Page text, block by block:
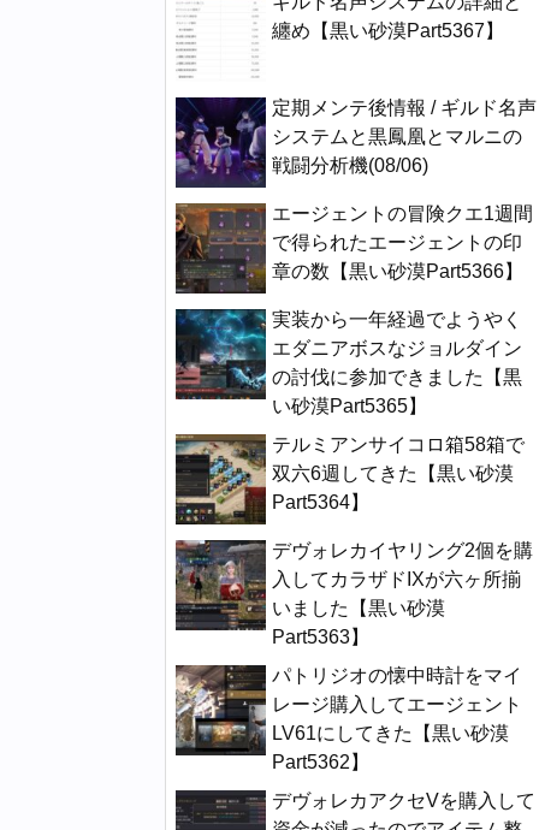
纏め【黒い砂漠Part5367】
定期メンテ後情報 / ギルド名声
システムと黒鳳凰とマルニの
戦闘分析機(08/06)
エージェントの冒険クエ1週間
で得られたエージェントの印
章の数【黒い砂漠Part5366】
実装から一年経過でようやく
エダニアボスなジョルダイン
の討伐に参加できました【黒
い砂漠Part5365】
テルミアンサイコロ箱58箱で
双六6週してきた【黒い砂漠
Part5364】
デヴォレカイヤリング2個を購
入してカラザドIXが六ヶ所揃
いました【黒い砂漠
Part5363】
パトリジオの懐中時計をマイ
レージ購入してエージェント
LV61にしてきた【黒い砂漠
Part5362】
デヴォレカアクセVを購入して